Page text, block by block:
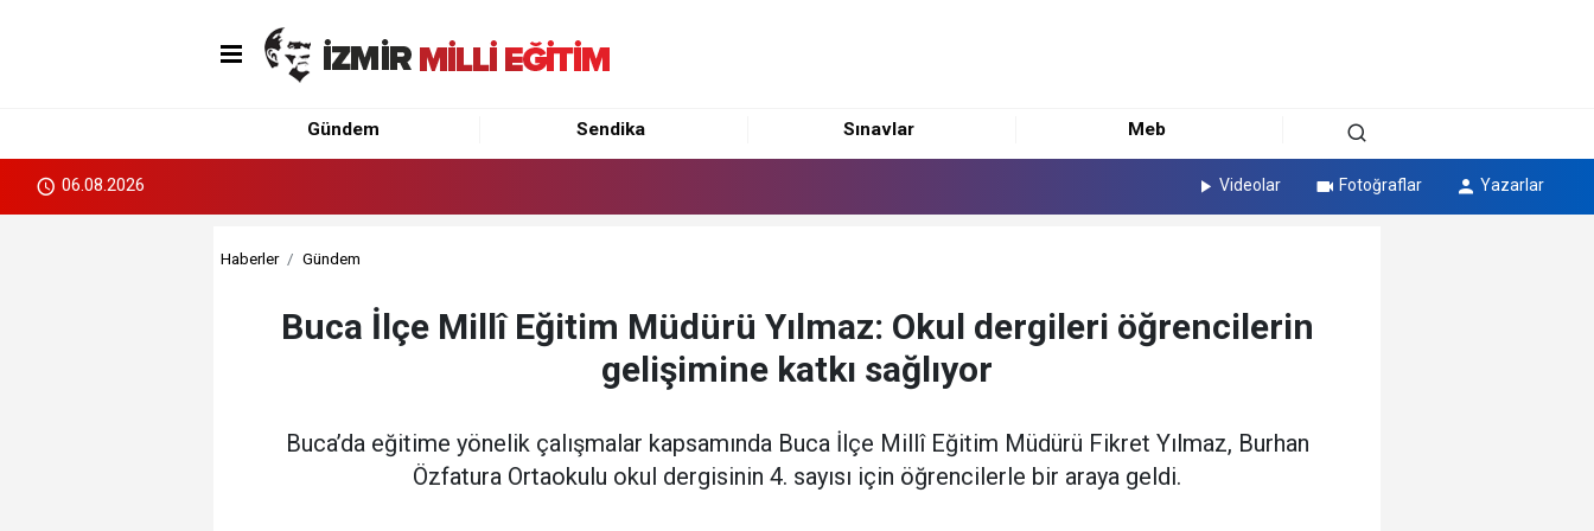
Gündem Sendika Sınavlar Meb
06.08.2026 Videolar Fotoğraflar Yazarlar
Haberler Gündem
Buca İlçe Millî Eğitim Müdürü Yılmaz: Okul dergileri öğrencilerin
gelişimine katkı sağlıyor
Buca’da eğitime yönelik çalışmalar kapsamında Buca İlçe Millî Eğitim Müdürü Fikret Yılmaz, Burhan
Özfatura Ortaokulu okul dergisinin 4. sayısı için öğrencilerle bir araya geldi.